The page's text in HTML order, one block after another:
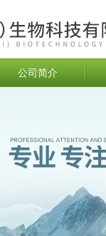
公司简介